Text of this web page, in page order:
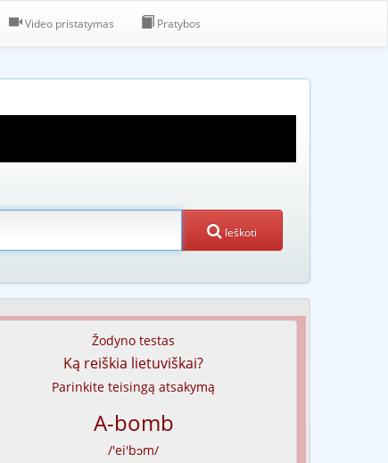
Video pristatymas Pratybos
Ieškoti
Žodyno testas
Ką reiškia lietuviškai?
Parinkite teisingą atsakymą
A-bomb
/'ei'bɔm/